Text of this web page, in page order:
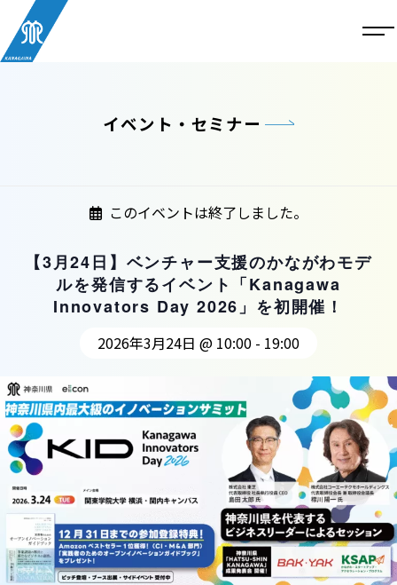
イベント・セミナー
このイベントは終了しました。
【3月24日】ベンチャー支援のかながわモデ
ルを発信するイベント「Kanagawa
Innovators Day 2026」を初開催！
2026年3月24日 @ 10:00 - 19:00